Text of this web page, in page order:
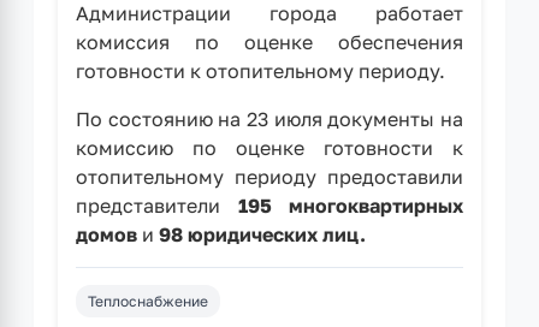
Администрации города работает
комиссия по оценке обеспечения
готовности к отопительному периоду.
По состоянию на 23 июля документы на
комиссию по оценке готовности к
отопительному периоду предоставили
представители 195 многоквартирных
домов и 98 юридических лиц.
Теплоснабжение